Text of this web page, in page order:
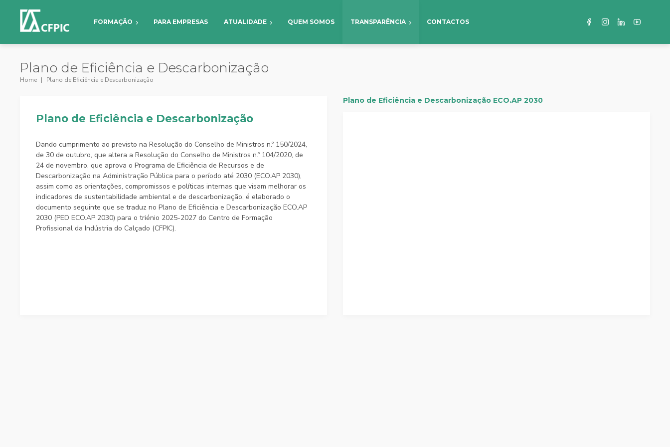
FORMAÇÃO PARA EMPRESAS ATUALIDADE QUEM SOMOS TRANSPARÊNCIA CONTACTOS
Plano de Eficiência e Descarbonização
Home Plano de Eficiência e Descarbonização
Plano de Eficiência e Descarbonização
Dando cumprimento ao previsto na Resolução do Conselho de Ministros n.º 150/2024,
de 30 de outubro, que altera a Resolução do Conselho de Ministros n.º 104/2020, de
24 de novembro, que aprova o Programa de Eficiência de Recursos e de
Descarbonização na Administração Pública para o período até 2030 (ECO.AP 2030),
assim como as orientações, compromissos e políticas internas que visam melhorar os
indicadores de sustentabilidade ambiental e de descarbonização, é elaborado o
documento seguinte que se traduz no Plano de Eficiência e Descarbonização ECO.AP
2030 (PED ECO.AP 2030) para o triénio 2025-2027 do Centro de Formação
Profissional da Indústria do Calçado (CFPIC).
Plano de Eficiência e Descarbonização ECO.AP 2030